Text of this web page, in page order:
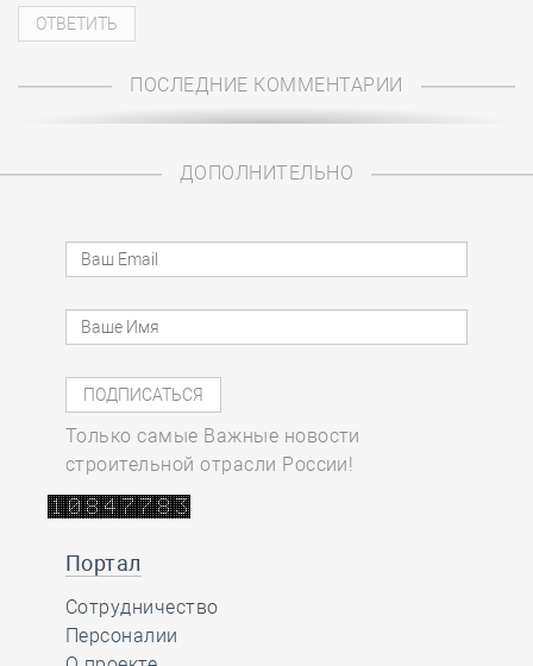
ПОСЛЕДНИЕ КОММЕНТАРИИ
ДОПОЛНИТЕЛЬНО
Только самые Важные новости
строительной отрасли России!
Портал
Сотрудничество
Персоналии